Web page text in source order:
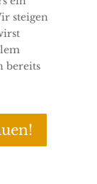
steigen
bereits